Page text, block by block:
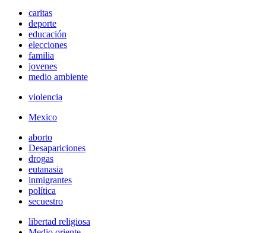
caritas
deporte
educación
elecciones
familia
jovenes
medio ambiente
violencia
Mexico
aborto
Desapariciones
drogas
eutanasia
inmigrantes
política
secuestro
libertad religiosa